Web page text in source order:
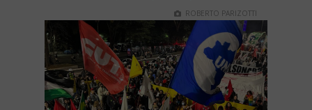
ROBERTO PARIZOTTI